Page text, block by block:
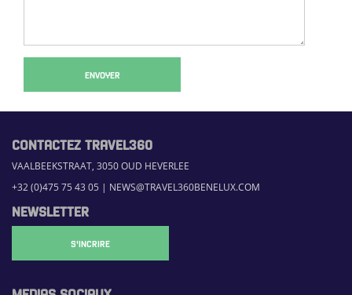
ENVOYER
CONTACTEZ TRAVEL360
VAALBEEKSTRAAT, 3050 OUD HEVERLEE
+32 (0)475 75 43 05 | NEWS@TRAVEL360BENELUX.COM
NEWSLETTER
S'INCRIRE